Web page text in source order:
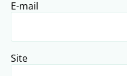
E-mail
Site